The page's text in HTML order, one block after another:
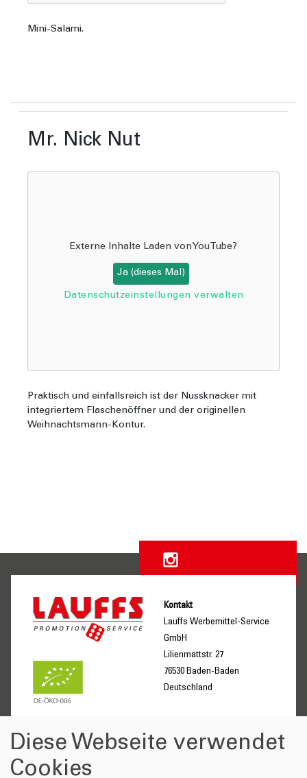
Mini-Salami.
Mr. Nick Nut
Externe Inhalte Laden vonYouTube?
Ja (dieses Mal)
Datenschutzeinstellungen verwalten
Praktisch und einfallsreich ist der Nussknacker mit
integriertem Flaschenöffner und der originellen
Weihnachtsmann-Kontur.
Kontakt
Lauffs Werbemittel-Service
GmbH
Lilienmattstr. 27
76530 Baden-Baden
Deutschland
Unternehmen
Über uns
Social Compliance
Service
Diese Webseite verwendet
Cookies